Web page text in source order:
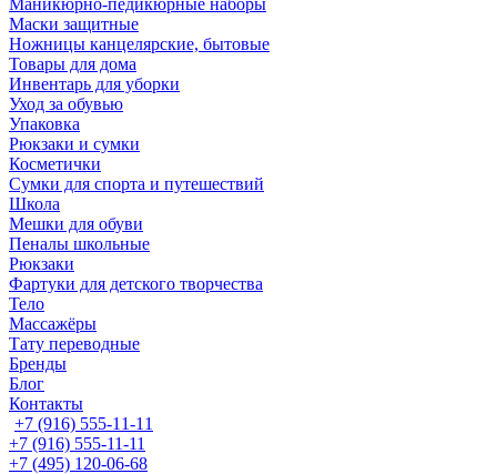
Маникюрно-педикюрные наборы
Маски защитные
Ножницы канцелярские, бытовые
Товары для дома
Инвентарь для уборки
Уход за обувью
Упаковка
Рюкзаки и сумки
Косметички
Сумки для спорта и путешествий
Школа
Мешки для обуви
Пеналы школьные
Рюкзаки
Фартуки для детского творчества
Тело
Массажёры
Тату переводные
Бренды
Блог
Контакты
+7 (916) 555-11-11
+7 (916) 555-11-11
+7 (495) 120-06-68